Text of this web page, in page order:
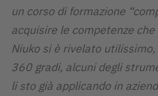
un corso di formazione
acquisire le competenze
Niuko si è rivelato
360 gradi, alcuni degli
li sto già applicando in